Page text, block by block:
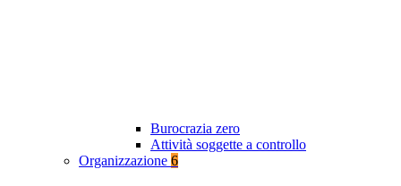
Burocrazia zero
Attività soggette a controllo
Organizzazione 6